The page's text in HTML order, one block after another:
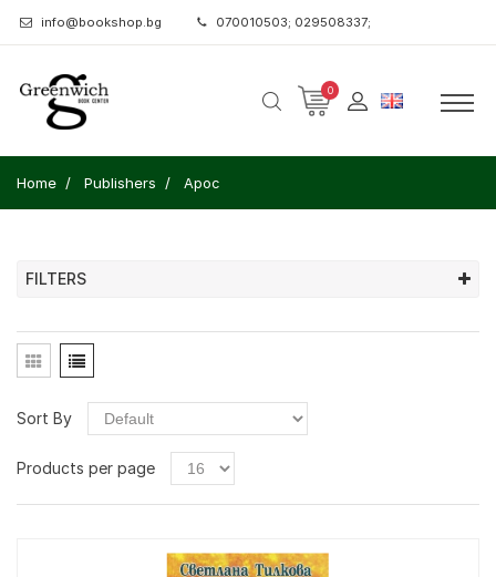
info@bookshop.bg 070010503; 029508337;
0
Home Publishers Арос
FILTERS
Sort By
Products per page